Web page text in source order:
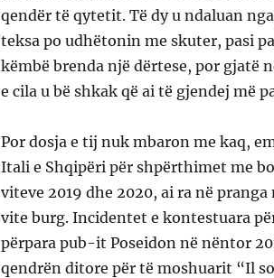
qendër të qytetit. Të dy u ndaluan
teksa po udhëtonin me skuter, pasi
këmbë brenda një dërtese, por gjatë
e cila u bë shkak që ai të gjendej më
Por dosja e tij nuk mbaron me kaq,
Itali e Shqipëri për shpërthimet me
viteve 2019 dhe 2020, ai ra në
vite burg. Incidentet e kontestuara
përpara pub-it Poseidon në nëntor
qendrën ditore për të moshuarit “Il